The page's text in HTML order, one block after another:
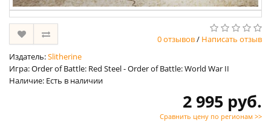
0 отзывов/ Написать отзыв
Издатель:Slitherine
Игра: Order of Battle: Red Steel - Order of Battle: World War II
Наличие: Есть в наличии
2 995 руб.
Сравнить цену по регионам >>